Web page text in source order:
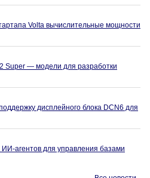
Volta вычислительные мощности
Super — модели для разработки
дисплейного блока DCN6 для
агентов для управления базами